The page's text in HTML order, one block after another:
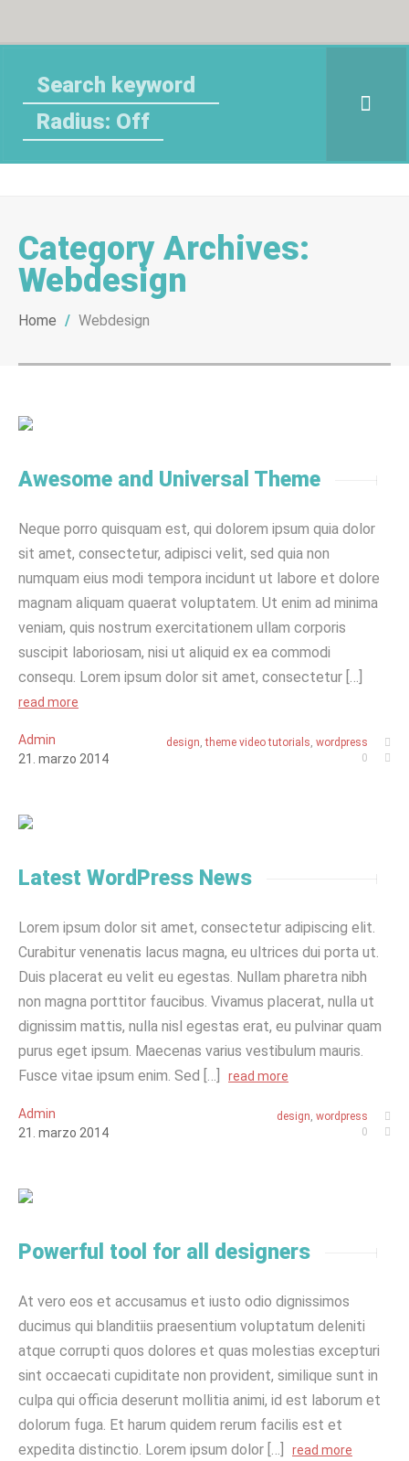
Radius: Off
Category Archives:
Webdesign
Home / Webdesign
Awesome and Universal Theme
Neque porro quisquam est, qui dolorem ipsum quia dolor
sit amet, consectetur, adipisci velit, sed quia non
numquam eius modi tempora incidunt ut labore et dolore
magnam aliquam quaerat voluptatem. Ut enim ad minima
veniam, quis nostrum exercitationem ullam corporis
suscipit laboriosam, nisi ut aliquid ex ea commodi
consequ. Lorem ipsum dolor sit amet, consectetur […]
read more
Admin
21
marzo 2014
design,theme video tutorials, wordpress
0
Latest WordPress News
Lorem ipsum dolor sit amet, consectetur adipiscing elit.
Curabitur venenatis lacus magna, eu ultrices dui porta ut.
Duis placerat eu velit eu egestas. Nullam pharetra nibh
non magna porttitor faucibus. Vivamus placerat, nulla ut
dignissim mattis, nulla nisl egestas erat, eu pulvinar quam
purus eget ipsum. Maecenas varius vestibulum mauris.
Fusce vitae ipsum enim. Sed […]
read more
Admin
21
marzo 2014
design, wordpress
0
Powerful tool for all designers
At vero eos et accusamus et iusto odio dignissimos
ducimus qui blanditiis praesentium voluptatum deleniti
atque corrupti quos dolores et quas molestias excepturi
sint occaecati cupiditate non provident, similique sunt in
culpa qui officia deserunt mollitia animi, id est laborum et
dolorum fuga. Et harum quidem rerum facilis est et
expedita distinctio. Lorem ipsum dolor […]
read more